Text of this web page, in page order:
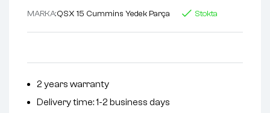
MARKA:QSX 15 Cummins Yedek Parça Stokta
2 years warranty
Delivery time: 1-2 business days